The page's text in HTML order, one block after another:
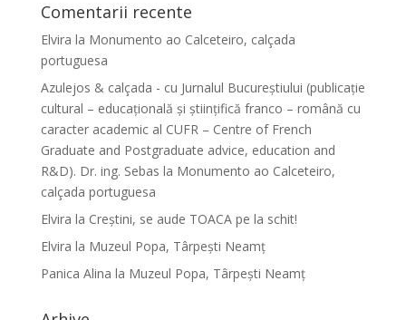
Comentarii recente
Elvira la Monumento ao Calceteiro, calçada
portuguesa
Azulejos & calçada - cu Jurnalul Bucureștiului (publicație
cultural – educațională și științifică franco – română cu
caracter academic al CUFR – Centre of French
Graduate and Postgraduate advice, education and
R&D). Dr. ing. Sebas la Monumento ao Calceteiro,
calçada portuguesa
Elvira la Creştini, se aude TOACA pe la schit!
Elvira la Muzeul Popa, Târpeşti Neamţ
Panica Alina la Muzeul Popa, Târpeşti Neamţ